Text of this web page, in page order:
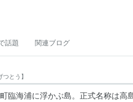
話題 関連ブログ
つとう 】
臨海浦に浮かぶ島。正式名称は高